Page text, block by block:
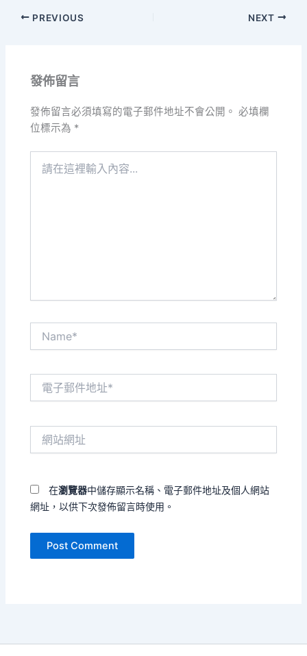
PREVIOUS NEXT
發佈留言
發佈留言必須填寫的電子郵件地址不會公開。 必填欄
位標示為 *
在瀏覽器中儲存顯示名稱、電子郵件地址及個人網站
網址，以供下次發佈留言時使用。